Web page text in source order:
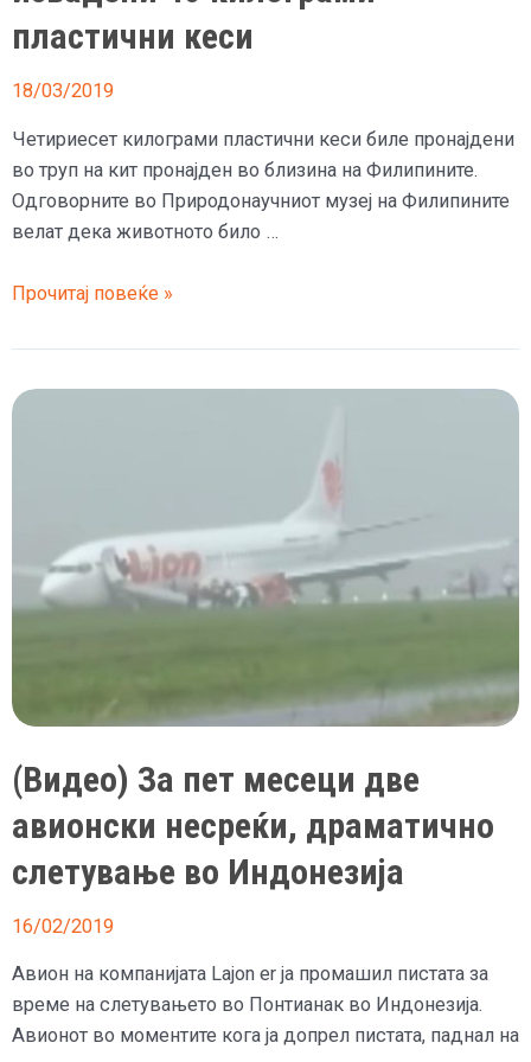
пластични кеси
18/03/2019
Четириесет килограми пластични кеси биле пронајдени
во труп на кит пронајден во близина на Филипините.
Одговорните во Природонаучниот музеј на Филипините
велат дека животното било …
(Фото)
стомак
на
кит
пластични
кеси
Прочитај повеќе »
(Видео) За пет месеци две
авионски несреќи, драматично
слетување во Индонезија
16/02/2019
Авион на компанијата Lajon er ја промашил пистата за
време на слетувањето во Понтианак во Индонезија.
Авионот во моментите кога ја допрел пистата, паднал на